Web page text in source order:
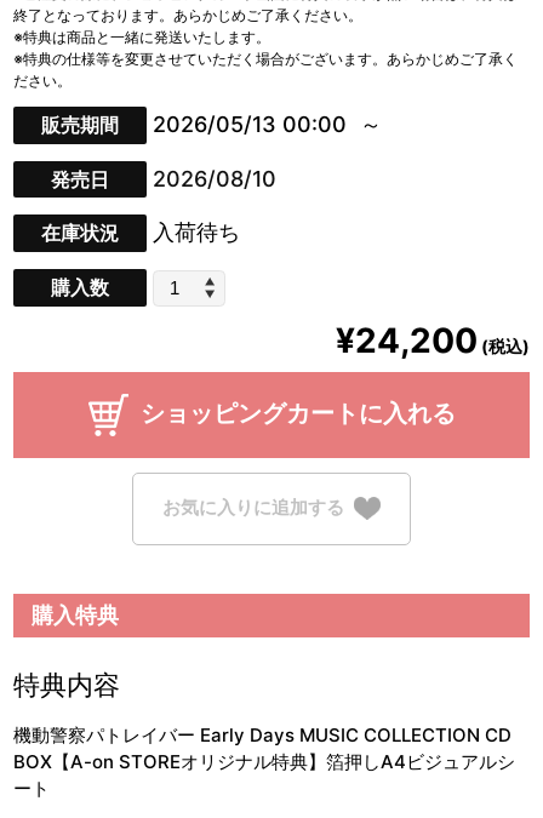
終了となっております。あらかじめご了承ください。
※特典は商品と一緒に発送いたします。
※特典の仕様等を変更させていただく場合がございます。あらかじめご了承く
ださい。
販売期間 2026/05/13 00:00
発売日 2026/08/10
在庫状況 入荷待ち
購入数
¥24,200 (税込)
ショッピングカートに入れる
お気に入りに追加する
購入特典
特典内容
機動警察パトレイバー Early Days MUSIC COLLECTION CD
BOX【A-on STOREオリジナル特典】箔押しA4ビジュアルシ
ート